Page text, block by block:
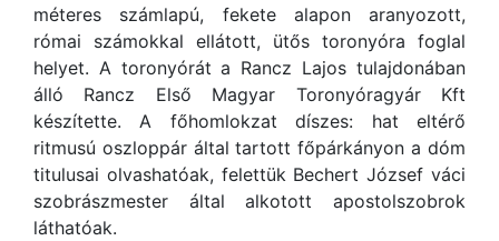
méteres számlapú, fekete alapon aranyozott,
római számokkal ellátott, ütős toronyóra foglal
helyet. A toronyórát a Rancz Lajos tulajdonában
álló Rancz Első Magyar Toronyóragyár Kft
készítette. A főhomlokzat díszes: hat eltérő
ritmusú oszloppár által tartott főpárkányon a dóm
titulusai olvashatóak, felettük Bechert József váci
szobrászmester által alkotott apostolszobrok
láthatóak.